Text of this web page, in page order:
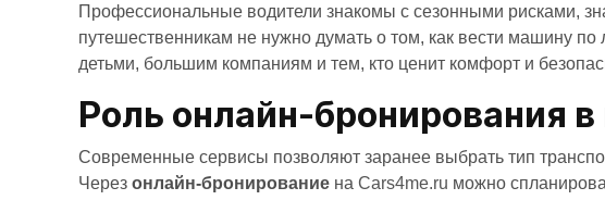
Профессиональные водители знакомы с сезонными рисками,
путешественникам не нужно думать о том, как вести машину
детьми, большим компаниям и тем, кто ценит комфорт и
Роль онлайн-бронирования
Современные сервисы позволяют заранее выбрать тип
Через онлайн-бронирование на Cars4me.ru можно